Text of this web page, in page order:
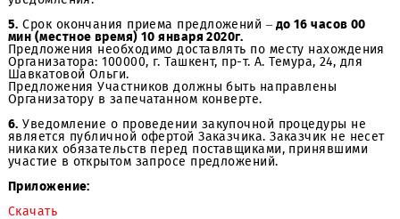
3. Подробное описание закупаемой продукции и
Договорасодержится в Закупочной Документации,
является неотъемлемым приложением к настоящему
Уведомлению.
4. Дата начала приема заявок
— с момента публикации
уведомления.
5. Срок окончания приема предложений –до 16 часов
мин (местное время) 10 января 2020г.
Предложения необходимо доставлять по месту
Организатора: 100000, г. Ташкент, пр-т. А. Темура, 24,
Предложения Участников должны быть направлены
Организатору в запечатанном конверте.